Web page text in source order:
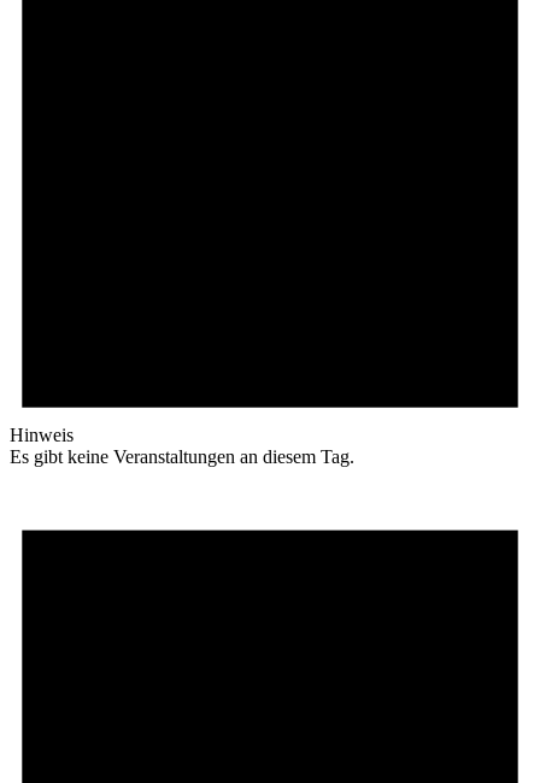
Hinweis
Es gibt keine Veranstaltungen an diesem Tag.